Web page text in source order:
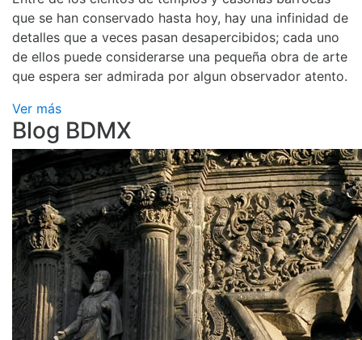
que se han conservado hasta hoy, hay una infinidad de
detalles que a veces pasan desapercibidos; cada uno
de ellos puede considerarse una pequeña obra de arte
que espera ser admirada por algun observador atento.
Ver más
Blog BDMX